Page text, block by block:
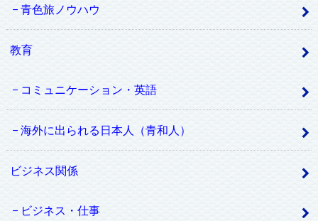
青色旅ノウハウ
教育
コミュニケーション・英語
海外に出られる日本人（青和人）
ビジネス関係
ビジネス・仕事